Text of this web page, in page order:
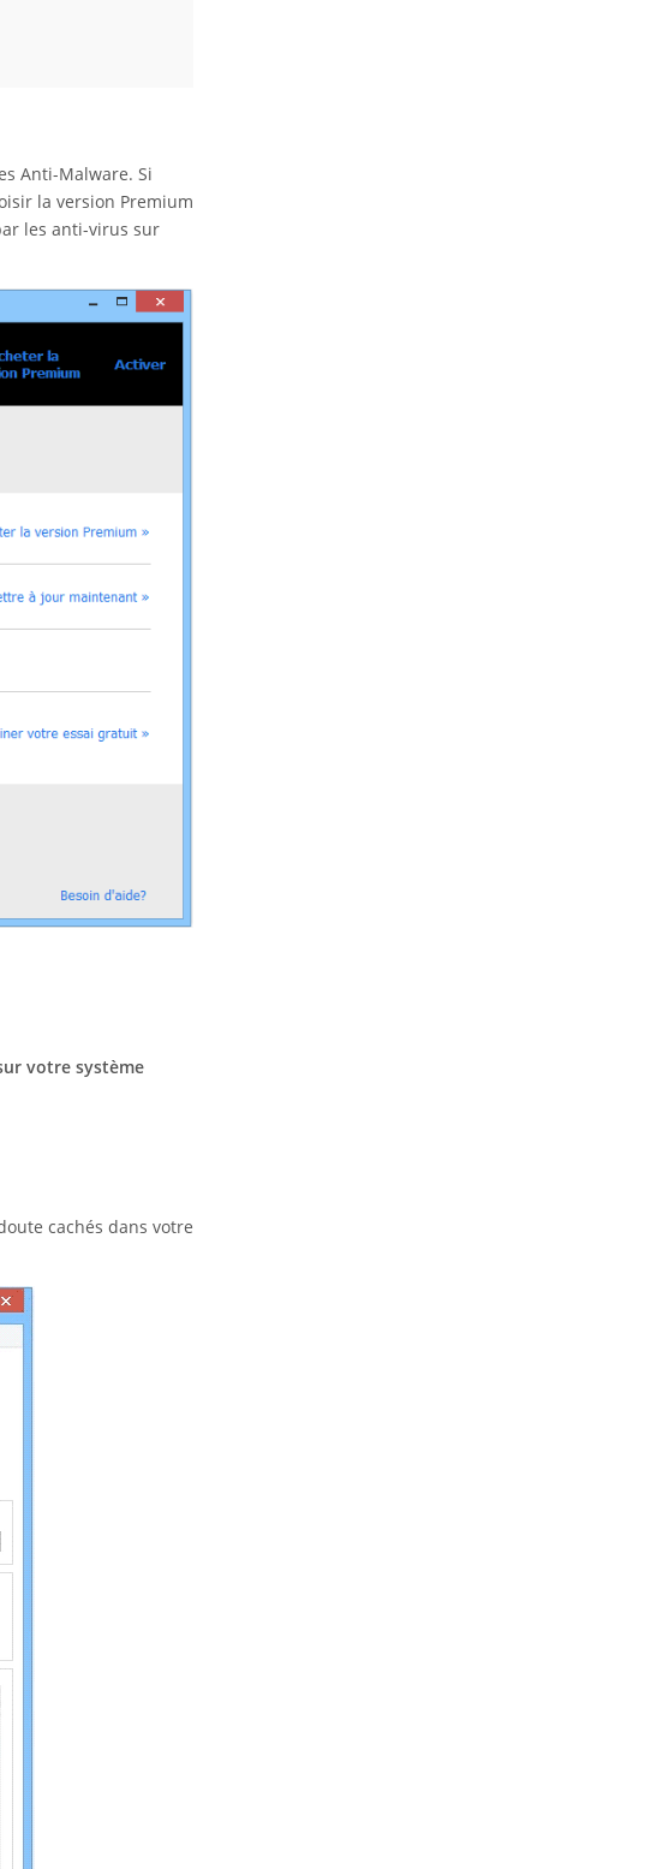
Anti-Malware. Si
la version Premium
les anti-virus sur
votre système
cachés dans votre